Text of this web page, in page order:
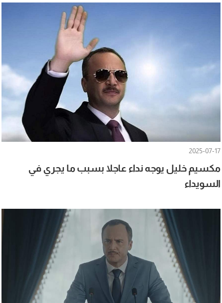
2025-07-17
مكسيم خليل يوجه نداء عاجلا بسبب ما يجري في
السويداء